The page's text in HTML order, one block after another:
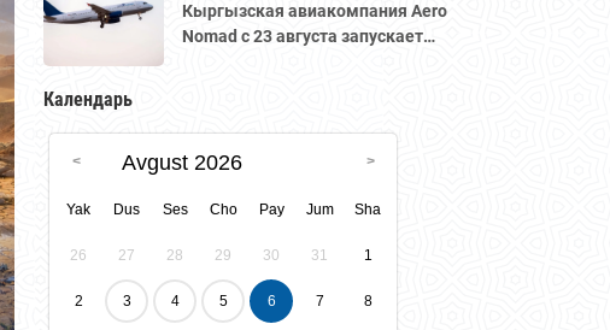
Кыргызская авиакомпания Aero
Nomad с 23 августа запускает
Календарь
Avgust 2026
Yak Dus Ses Cho Pay Jum Sha
26 27 28 29 30 31 1
2 3 4 5 6 7 8